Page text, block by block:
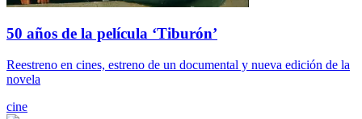
50 años de la película ‘Tiburón’
Reestreno en cines, estreno de un documental y nueva edición de la
novela
cine